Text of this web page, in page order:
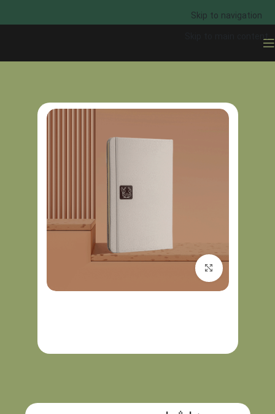
Skip to navigation
Skip to main content